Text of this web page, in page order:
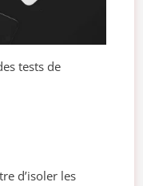
tests de
d’isoler les